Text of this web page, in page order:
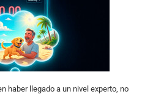
haber llegado a un nivel experto, no